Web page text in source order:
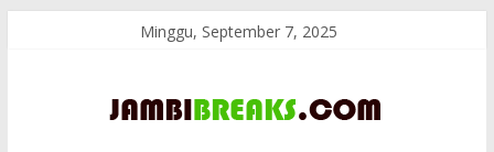
Minggu, September 7, 2025